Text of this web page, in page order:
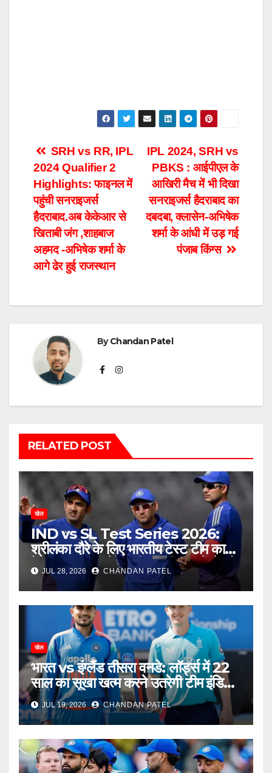
Post
navigation
IPL 2024, SRH vs
PBKS : आईपीएल के
आखिरी मैच में भी दिखा
सनराइजर्स हैदराबाद का
दबदबा, क्लासेन-अभिषेक
शर्मा के आंधी में उड़ गई
पंजाब किंग्स
SRH vs RR, IPL
2024 Qualifier 2
Highlights: फाइनल में
पहुंची सनराइजर्स
हैदराबाद.अब केकेआर से
खिताबी जंग ,शाहबाज
अहमद -अभिषेक शर्मा के
आगे ढेर हुई राजस्थान
ByChandan Patel
RELATED POST
खेल
IND vs SL Test Series 2026:
श्रीलंका दौरे के लिए भारतीय टेस्ट टीम का
ऐलान, बुमराह-जडेजा की वापसी, नए चेहरे को
मिला बड़ा मौका
JUL 28, 2026 CHANDAN PATEL
खेल
भारत vs इंग्लैंड तीसरा वनडे: लॉर्ड्स में 22
साल का सूखा खत्म करने उतरेगी टीम इंडिया,
सीरीज का फैसला आज
JUL 19, 2026 CHANDAN PATEL